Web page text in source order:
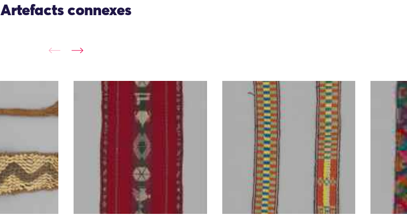
Artefacts connexes